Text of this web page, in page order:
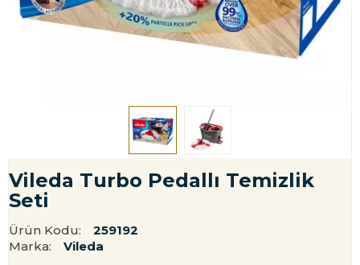
Vileda Turbo Pedallı Temizlik
Seti
Ürün Kodu:
259192
Marka:
Vileda